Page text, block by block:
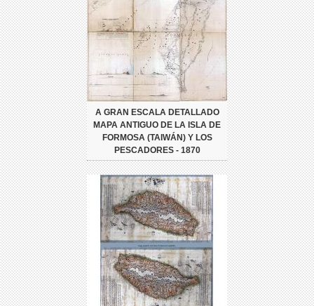
A GRAN ESCALA DETALLADO
MAPA ANTIGUO DE LA ISLA DE
FORMOSA (TAIWÁN) Y LOS
PESCADORES - 1870